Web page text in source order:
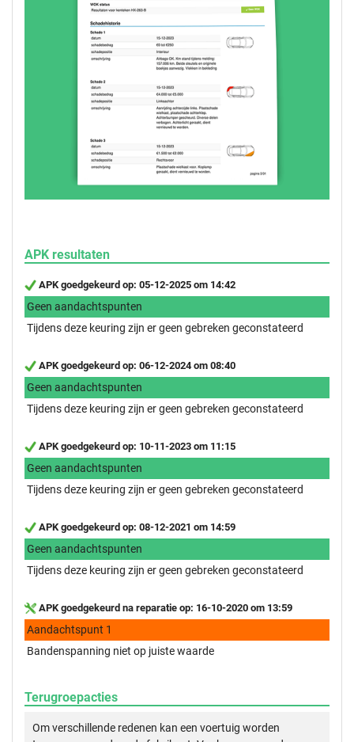
APK resultaten
APK goedgekeurd op: 05-12-2025 om 14:42
Geen aandachtspunten
Tijdens deze keuring zijn er geen gebreken geconstateerd
APK goedgekeurd op: 06-12-2024 om 08:40
Geen aandachtspunten
Tijdens deze keuring zijn er geen gebreken geconstateerd
APK goedgekeurd op: 10-11-2023 om 11:15
Geen aandachtspunten
Tijdens deze keuring zijn er geen gebreken geconstateerd
APK goedgekeurd op: 08-12-2021 om 14:59
Geen aandachtspunten
Tijdens deze keuring zijn er geen gebreken geconstateerd
APK goedgekeurd na reparatie op: 16-10-2020 om 13:59
Aandachtspunt 1
Bandenspanning niet op juiste waarde
Terugroepacties
Om verschillende redenen kan een voertuig worden